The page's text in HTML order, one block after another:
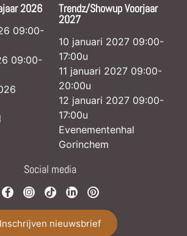
2026
09:00-
09:00-
Trendz/Showup Voorjaar
2027
10 januari 2027 09:00-
17:00u
11 januari 2027 09:00-
20:00u
12 januari 2027 09:00-
17:00u
Evenementenhal
Gorinchem
Social media
Inschrijven nieuwsbrief